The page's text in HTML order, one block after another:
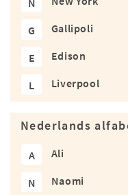
N
G Gallipoli
E Edison
L Liverpool
Nederlands
A Ali
N Naomi